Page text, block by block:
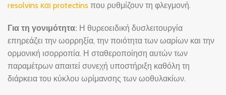
resolvins και protectins που ρυθμίζουν τη φλεγμονή.
Για τη γονιμότητα: Η θυρεοειδική δυσλειτουργία
επηρεάζει την ωορρηξία, την ποιότητα των ωαρίων και την
ορμονική ισορροπία. Η σταθεροποίηση αυτών των
παραμέτρων απαιτεί συνεχή υποστήριξη καθόλη τη
διάρκεια του κύκλου ωρίμανσης των ωοθυλακίων.